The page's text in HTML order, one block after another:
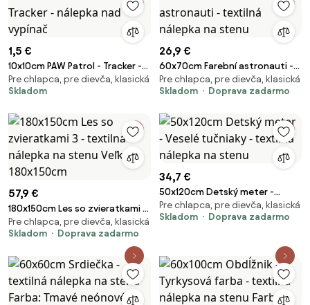
1,5 €
10x10cm PAW Patrol - Tracker -
nálepka nad vypínač
Pre chlapca, pre dievča, klasická
Skladom
26,9 €
60x70cm Farební astronauti -
textilná nálepka na stenu
Pre chlapca, pre dievča, klasická
Skladom
Doprava zadarmo
57,9 €
180x150cm Les so zvieratkami 3
- textilná nálepka na stenu
Veľkosť: 180x150cm
Pre chlapca, pre dievča, klasická
Skladom
Doprava zadarmo
34,7 €
50x120cm Detský meter -
Veselé tučniaky - textilná
nálepka na stenu
Pre chlapca, pre dievča, klasická
Skladom
Doprava zadarmo